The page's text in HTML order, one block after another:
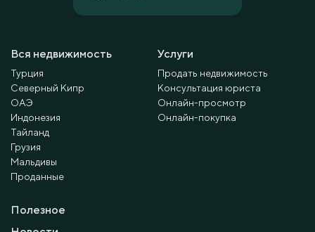
Вся недвижимость
Турция
Северный Кипр
ОАЭ
Индонезия
Тайланд
Грузия
Мальдивы
Проданные
Услуги
Продать недвижимость
Консультация юриста
Онлайн-просмотр
Онлайн-покупка
Полезное